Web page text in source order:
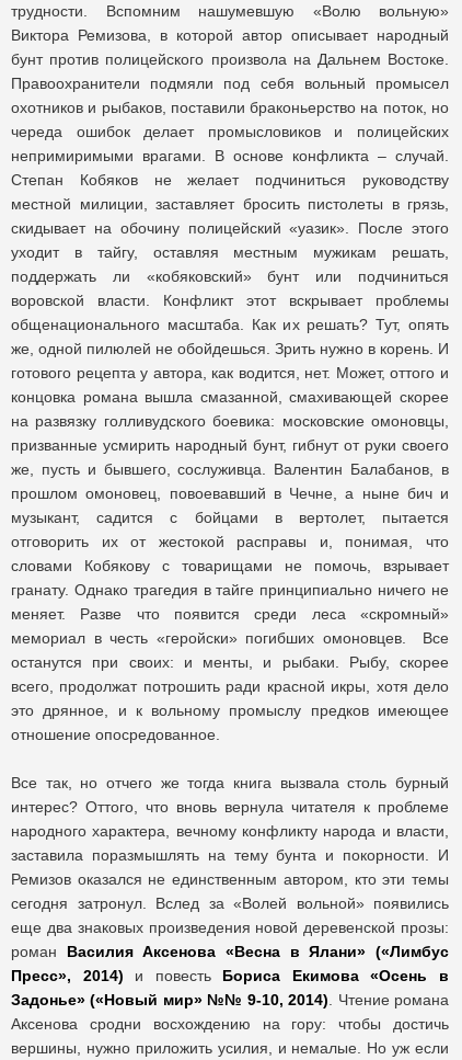
трудности. Вспомним нашумевшую «Волю вольную»
Виктора Ремизова, в которой автор описывает народный
бунт против полицейского произвола на Дальнем Востоке.
Правоохранители подмяли под себя вольный промысел
охотников и рыбаков, поставили браконьерство на поток, но
череда ошибок делает промысловиков и полицейских
непримиримыми врагами. В основе конфликта – случай.
Степан Кобяков не желает подчиниться руководству
местной милиции, заставляет бросить пистолеты в грязь,
скидывает на обочину полицейский «уазик». После этого
уходит в тайгу, оставляя местным мужикам решать,
поддержать ли «кобяковский» бунт или подчиниться
воровской власти. Конфликт этот вскрывает проблемы
общенационального масштаба. Как их решать? Тут, опять
же, одной пилюлей не обойдешься. Зрить нужно в корень. И
готового рецепта у автора, как водится, нет. Может, оттого и
концовка романа вышла смазанной, смахивающей скорее
на развязку голливудского боевика: московские омоновцы,
призванные усмирить народный бунт, гибнут от руки своего
же, пусть и бывшего, сослуживца. Валентин Балабанов, в
прошлом омоновец, повоевавший в Чечне, а ныне бич и
музыкант, садится с бойцами в вертолет, пытается
отговорить их от жестокой расправы и, понимая, что
словами Кобякову с товарищами не помочь, взрывает
гранату. Однако трагедия в тайге принципиально ничего не
меняет. Разве что появится среди леса «скромный»
мемориал в честь «геройски» погибших омоновцев. Все
останутся при своих: и менты, и рыбаки. Рыбу, скорее
всего, продолжат потрошить ради красной икры, хотя дело
это дрянное, и к вольному промыслу предков имеющее
отношение опосредованное.
Все так, но отчего же тогда книга вызвала столь бурный
интерес? Оттого, что вновь вернула читателя к проблеме
народного характера, вечному конфликту народа и власти,
заставила поразмышлять на тему бунта и покорности. И
Ремизов оказался не единственным автором, кто эти темы
сегодня затронул. Вслед за «Волей вольной» появились
еще два знаковых произведения новой деревенской прозы:
роман Василия Аксенова «Весна в Ялани» («Лимбус
Пресс», 2014) и повесть Бориса Екимова «Осень в
Задонье» («Новый мир» №№ 9-10, 2014) . Чтение романа
Аксенова сродни восхождению на гору: чтобы достичь
вершины, нужно приложить усилия, и немалые. Но уж если